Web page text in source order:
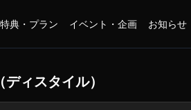
典・プラン イベント・企画 お知らせ
ィスタイル）